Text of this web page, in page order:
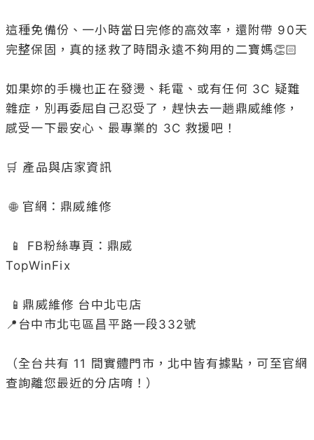
這種免備份、一小時當日完修的高效率，還附帶 90天
完整保固，真的拯救了時間永遠不夠用的二寶媽👏🏻
如果妳的手機也正在發燙、耗電、或有任何 3C 疑難
雜症，別再委屈自己忍受了，趕快去一趟鼎威維修，
感受一下最安心、最專業的 3C 救援吧！
🛒 產品與店家資訊
🌐 官網：鼎威維修
TopWinFix
📍台中市北屯區昌平路一段332號
（全台共有 11 間實體門市，北中皆有據點，可至官網
查詢離您最近的分店唷！）